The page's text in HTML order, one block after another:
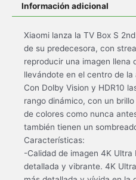
Información adicional
Xiaomi lanza la TV Box S
de su predecesora, con
reproducir una imagen llena
llevándote en el centro de la
Con Dolby Vision y HDR10
rango dinámico, con un
de colores como nunca
también tienen un
Características:
-Calidad de imagen 4K Ultra
detallada y vibrante. 4K